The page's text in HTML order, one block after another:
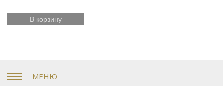
В корзину